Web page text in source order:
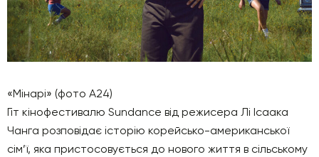
«Мінарі» (фото A24)
Гіт кінофестивалю Sundance від режисера Лі Ісаака
Чанга розповідає історію корейсько-американської
сім’ї, яка пристосовується до нового життя в сільському